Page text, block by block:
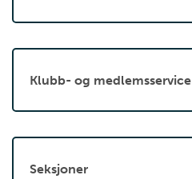
Klubb- og medlemsservice
Seksjoner